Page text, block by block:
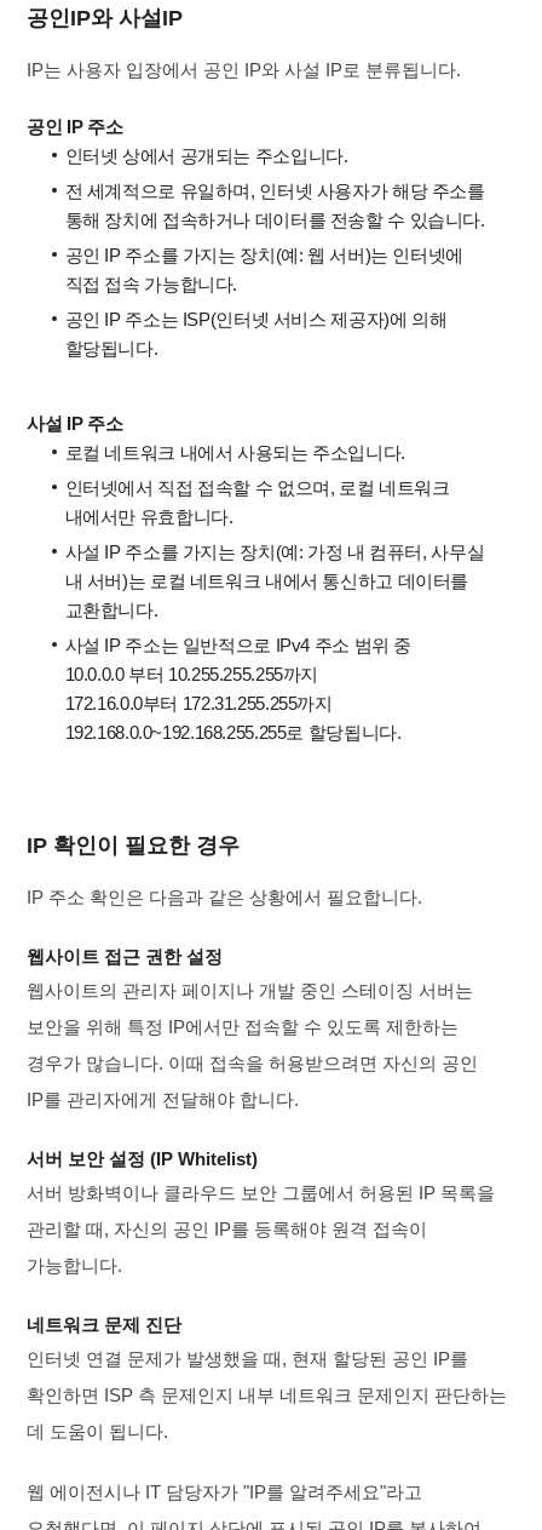
공인IP와 사설IP
IP는 사용자 입장에서 공인 IP와 사설 IP로 분류됩니다.
공인 IP 주소
인터넷 상에서 공개되는 주소입니다.
전 세계적으로 유일하며, 인터넷 사용자가 해당 주소를
통해 장치에 접속하거나 데이터를 전송할 수 있습니다.
공인 IP 주소를 가지는 장치(예: 웹 서버)는 인터넷에
직접 접속 가능합니다.
공인 IP 주소는 ISP(인터넷 서비스 제공자)에 의해
할당됩니다.
사설 IP 주소
로컬 네트워크 내에서 사용되는 주소입니다.
인터넷에서 직접 접속할 수 없으며, 로컬 네트워크
내에서만 유효합니다.
사설 IP 주소를 가지는 장치(예: 가정 내 컴퓨터, 사무실
내 서버)는 로컬 네트워크 내에서 통신하고 데이터를
교환합니다.
사설 IP 주소는 일반적으로 IPv4 주소 범위 중
10.0.0.0 부터 10.255.255.255까지
172.16.0.0부터 172.31.255.255까지
192.168.0.0~192.168.255.255로 할당됩니다.
IP 확인이 필요한 경우
IP 주소 확인은 다음과 같은 상황에서 필요합니다.
웹사이트 접근 권한 설정
웹사이트의 관리자 페이지나 개발 중인 스테이징 서버는
보안을 위해 특정 IP에서만 접속할 수 있도록 제한하는
경우가 많습니다. 이때 접속을 허용받으려면 자신의 공인
IP를 관리자에게 전달해야 합니다.
서버 보안 설정 (IP Whitelist)
서버 방화벽이나 클라우드 보안 그룹에서 허용된 IP 목록을
관리할 때, 자신의 공인 IP를 등록해야 원격 접속이
가능합니다.
네트워크 문제 진단
인터넷 연결 문제가 발생했을 때, 현재 할당된 공인 IP를
확인하면 ISP 측 문제인지 내부 네트워크 문제인지 판단하는
데 도움이 됩니다.
웹 에이전시나 IT 담당자가 "IP를 알려주세요"라고